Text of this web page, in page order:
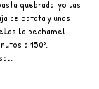
quebrada, yo las
de patata y unas
la bechamel.
a 150º.